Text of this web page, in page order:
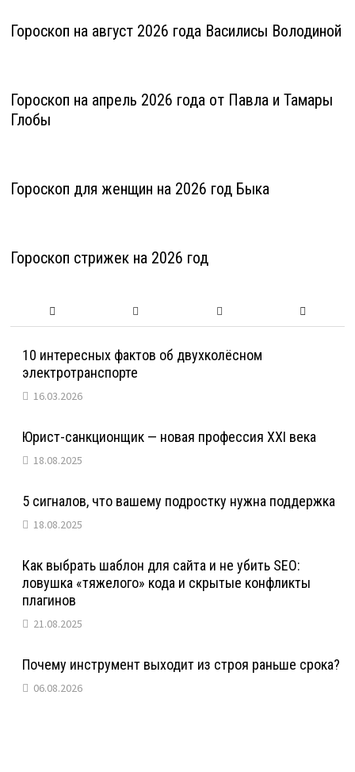
Гороскоп на август 2026 года Василисы Володиной
Гороскоп на апрель 2026 года от Павла и Тамары
Глобы
Гороскоп для женщин на 2026 год Быка
Гороскоп стрижек на 2026 год
10 интересных фактов об двухколёсном
электротранспорте
16.03.2026
Юрист-санкционщик — новая профессия XXI века
18.08.2025
5 сигналов, что вашему подростку нужна поддержка
18.08.2025
Как выбрать шаблон для сайта и не убить SEO:
ловушка «тяжелого» кода и скрытые конфликты
плагинов
21.08.2025
Почему инструмент выходит из строя раньше срока?
06.08.2026